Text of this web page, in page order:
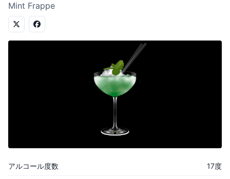
Mint Frappe
アルコール度数 17度